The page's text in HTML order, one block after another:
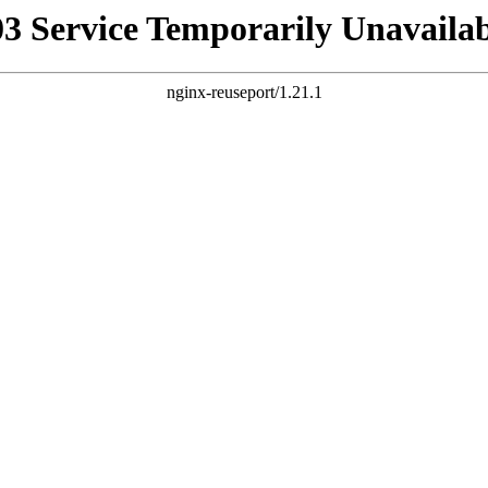
Service Temporarily
nginx-reuseport/1.21.1